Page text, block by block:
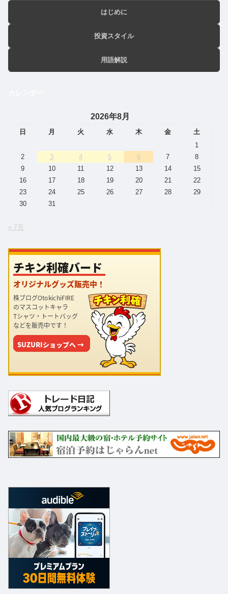
はじめに
投資スタイル
用語解説
2026年8月
日 月 火 水 木 金
土
1
2
3 4 5 6 7
8
9
10 11 12 13 14
15
16
17 18 19 20 21
22
23
24 25 26 27 28
29
30
31
« 7月